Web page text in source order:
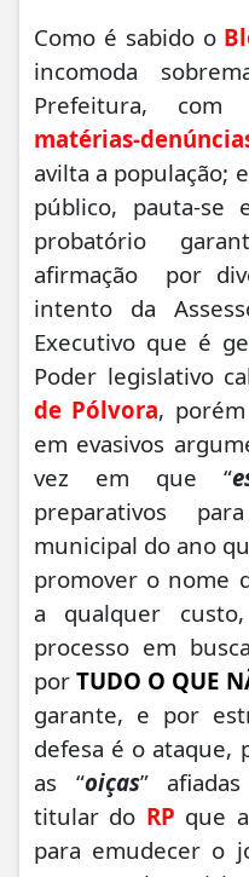
Como é sabido o
incomoda
Prefeitura, com
matérias-
avilta a população;
público, pauta-se
probatório
afirmação por
intento da
Executivo que é
Poder legislativo
de Pólvora,
em evasivos
vez em que “
preparativos
municipal do ano
promover o nome
a qualquer
processo em
porTUDO O QUE
garante, e por
defesa é o ataque,
as “oiças”
titular do RP que
para emudecer o